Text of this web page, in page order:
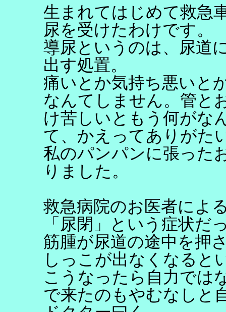
生まれてはじめて救急
尿を受けたわけです。
導尿というのは、尿道
出す処置。
痛いとか気持ち悪いと
なんてしません。管と
け苦しいともう何がな
て、かえってありがた
私のパンパンに張った
りました。
救急病院のお医者によ
「尿閉」という症状だ
筋腫が尿道の途中を押
しっこが出なくなると
こうなったら自力では
で来たのもやむなしと